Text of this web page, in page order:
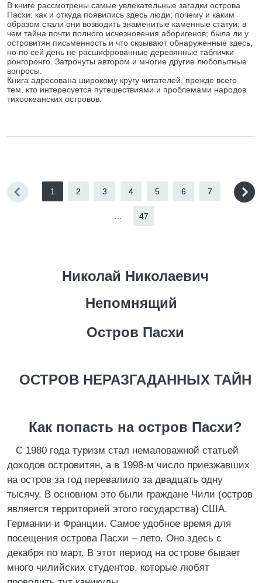
В книге рассмотрены самые увлекательные загадки острова
Пасхи: как и откуда появились здесь люди; почему и каким
образом стали они возводить знаменитые каменные статуи; в
чем тайна почти полного исчезновения аборигенов; была ли у
островитян письменность и что скрывают обнаруженные здесь,
но по сей день не расшифрованные деревянные таблички
ронгоронго. Затронуты автором и многие другие любопытные
вопросы.
Книга адресована широкому кругу читателей, прежде всего
тем, кто интересуется путешествиями и проблемами народов
тихоокеанских островов.
1 2 3 4 5 6 7
47
Николай Николаевич
Непомнящий
Остров Пасхи
ОСТРОВ НЕРАЗГАДАННЫХ ТАЙН
Как попасть на остров Пасхи?
С 1980 года туризм стал немаловажной статьей
доходов островитян, а в 1998-м число приезжавших
на остров за год перевалило за двадцать одну
тысячу. В основном это были граждане Чили (остров
является территорией этого государства) США.
Германии и Франции. Самое удобное время для
посещения острова Пасхи – лето. Оно здесь с
декабря по март. В этот период на острове бывает
много чилийских студентов, которые любят